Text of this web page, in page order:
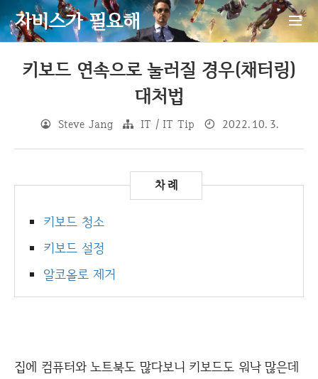
자비스가 필요해
키보드 연속으로 눌러질 경우(채터링)
대처법
Steve Jang IT / IT Tip 2022. 10. 3.
키보드 청소
키보드 설정
알코올로 제거
집에 컴퓨터와 노트북도 많다보니 키보드도 워낙 많은데